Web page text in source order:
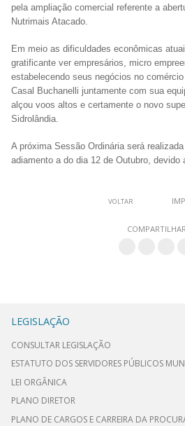
pela ampliação comercial referente a
Nutrimais Atacado.
Em meio as dificuldades econômicas
gratificante ver empresários, micro
estabelecendo seus negócios no
Casal Buchanelli juntamente com sua
alçou voos altos e certamente o novo
Sidrolândia.
A próxima Sessão Ordinária será
adiamento a do dia 12 de Outubro, devido
VOLTAR
COMPARTILHAR
LEGISLAÇÃO
CONSULTAR LEGISLAÇÃO
ESTATUTO DOS SERVIDORES PÚBLICOS
LEI ORGÂNICA
PLANO DIRETOR
PLANO DE CARGOS E CARREIRA DA